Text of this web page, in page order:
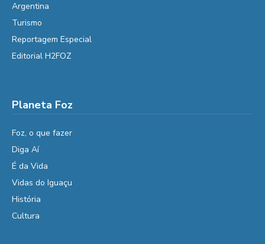
Argentina
Turismo
Reportagem Especial
Editorial H2FOZ
Planeta Foz
Foz, o que fazer
Diga Aí
É da Vida
Vidas do Iguaçu
História
Cultura